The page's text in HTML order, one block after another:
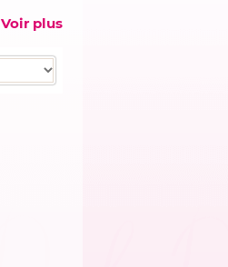
Voir plus